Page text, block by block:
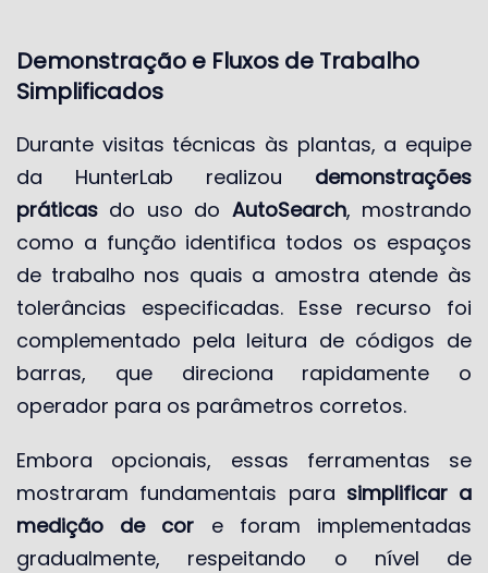
Demonstração e Fluxos de Trabalho
Simplificados
Durante visitas técnicas às plantas, a equipe
da HunterLab realizou demonstrações
práticas do uso do AutoSearch, mostrando
como a função identifica todos os espaços
de trabalho nos quais a amostra atende às
tolerâncias especificadas. Esse recurso foi
complementado pela leitura de códigos de
barras, que direciona rapidamente o
operador para os parâmetros corretos.
Embora opcionais, essas ferramentas se
mostraram fundamentais para simplificar a
medição de cor e foram implementadas
gradualmente, respeitando o nível de